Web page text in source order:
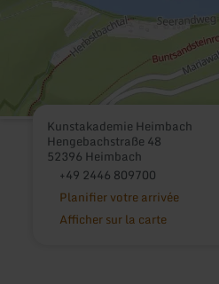
Kunstakademie Heimbach
Hengebachstraße 48
52396 Heimbach
+49 2446 809700
Planifier votre arrivée
Afficher sur la carte